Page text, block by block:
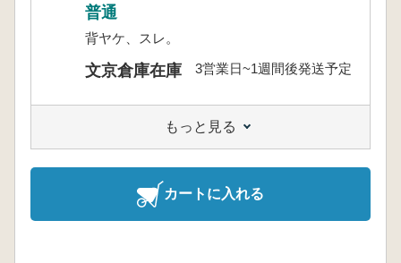
普通
背ヤケ、スレ。
文京倉庫在庫 3営業日~1週間後発送予定
もっと見る
カートに入れる